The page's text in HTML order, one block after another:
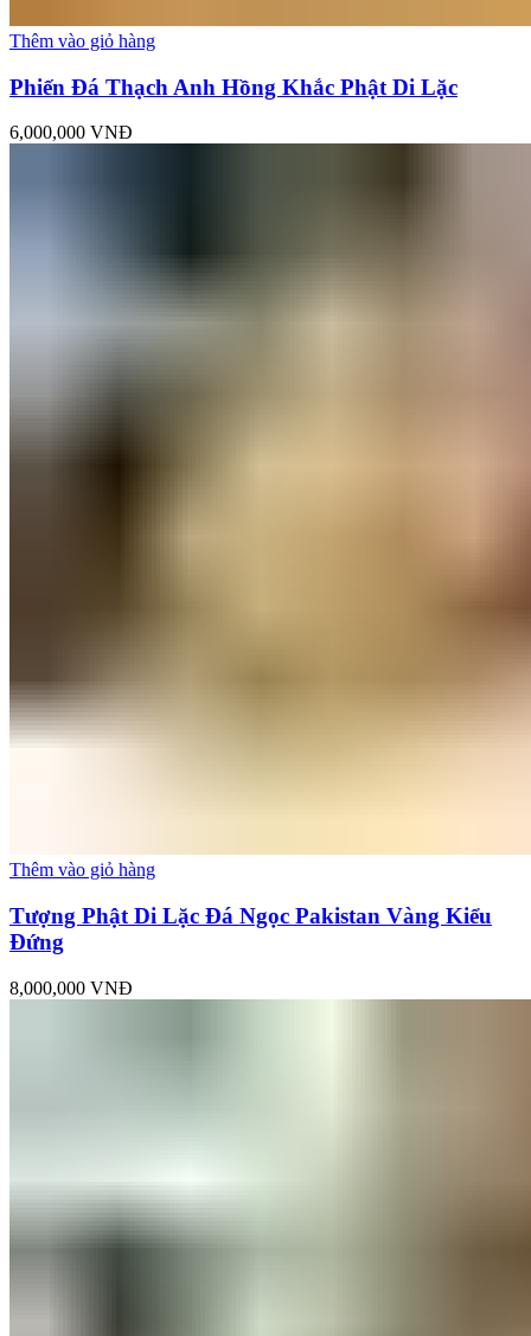
Thêm vào giỏ hàng
Phiến Đá Thạch Anh Hồng Khắc Phật Di Lặc
6,000,000 VNĐ
Thêm vào giỏ hàng
Tượng Phật Di Lặc Đá Ngọc Pakistan Vàng Kiểu
Đứng
8,000,000 VNĐ